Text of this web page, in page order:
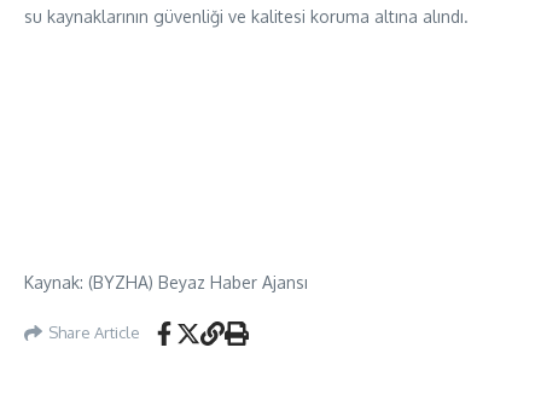
su kaynaklarının güvenliği ve kalitesi koruma altına alındı.
Kaynak: (BYZHA) Beyaz Haber Ajansı
Share Article